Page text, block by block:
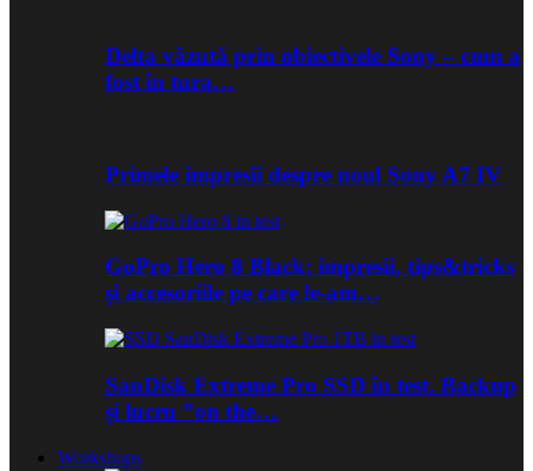
Delta văzută prin obiectivele Sony – cum a
fost în tura…
Primele impresii despre noul Sony A7 IV
GoPro Hero 8 Black: impresii, tips&tricks
și accesoriile pe care le-am…
SanDisk Extreme Pro SSD în test. Backup
și lucru ”on the…
Workshops